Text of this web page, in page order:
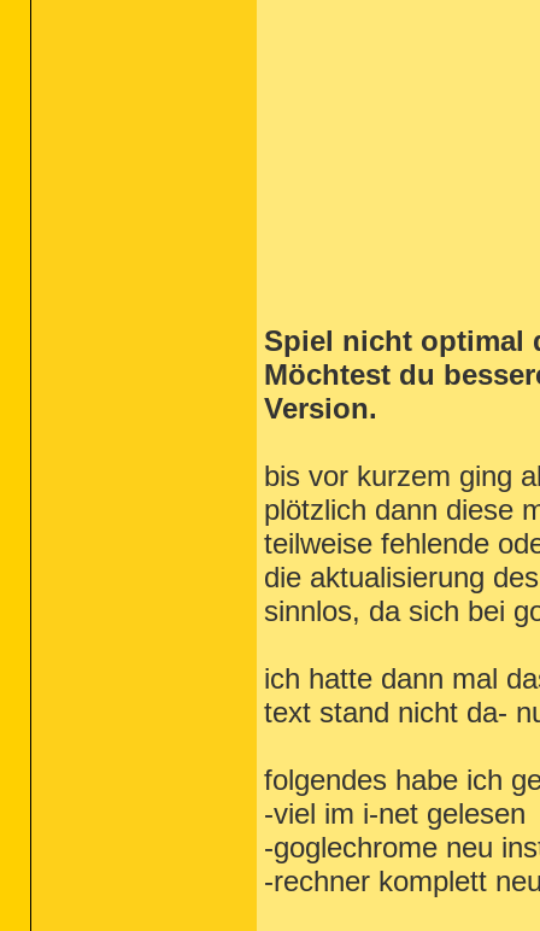
Spiel nicht optimal
Möchtest du
Version.
bis vor kurzem ging
plötzlich dann diese
teilweise fehlende
die aktualisierung
sinnlos, da sich bei
ich hatte dann mal
text stand nicht da-
folgendes habe ich
-viel im i-net gelesen
-goglechrome neu
-rechner komplett